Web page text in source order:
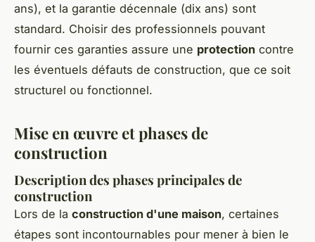
ans), et la garantie décennale (dix ans) sont
standard. Choisir des professionnels pouvant
fournir ces garanties assure une protection contre
les éventuels défauts de construction, que ce soit
structurel ou fonctionnel.
Mise en œuvre et phases de
construction
Description des phases principales de
construction
Lors de la construction d'une maison, certaines
étapes sont incontournables pour mener à bien le